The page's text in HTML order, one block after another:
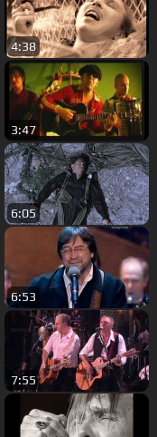
4:38
3:47
6:05
6:53
7:55